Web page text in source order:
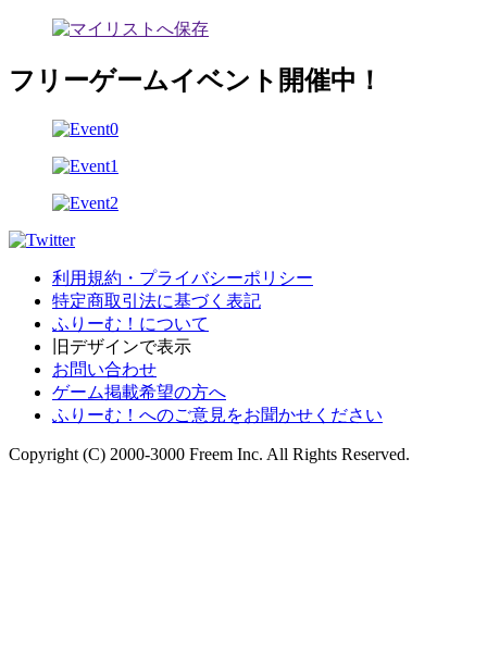
フリーゲームイベント開催中！
利用規約・プライバシーポリシー
特定商取引法に基づく表記
ふりーむ！について
旧デザインで表示
お問い合わせ
ゲーム掲載希望の方へ
ふりーむ！へのご意見をお聞かせください
Copyright (C) 2000-3000 Freem Inc. All Rights Reserved.